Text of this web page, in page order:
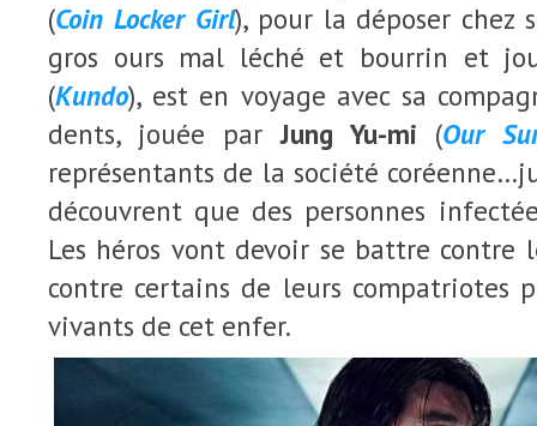
(Coin Locker Girl), pour la déposer chez
gros ours mal léché et bourrin et
(Kundo), est en voyage avec sa
dents, jouée parJung Yu-mi (Our
représentants de la société
découvrent que des personnes
Les héros vont devoir se battre contre
contre certains de leurs compatriotes
vivants de cet enfer.